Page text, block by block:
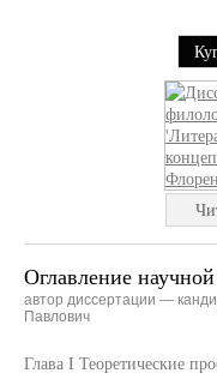
Оглавление
автор диссертации —
Павлович
Глава I Теоретические